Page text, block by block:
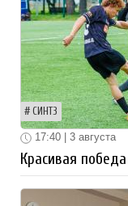
СИНТЗ
17:40 | 3 августа
Красивая